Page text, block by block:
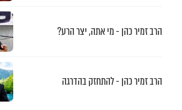
הרב זמיר כהן - מי אתה, יצר הרע?
הרב זמיר כהן - להתחזק בהדרגה